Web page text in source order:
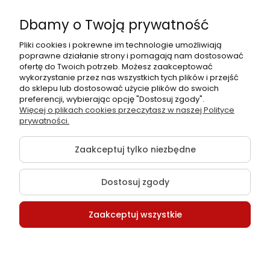
łączenia brytów. Gwarancja 3M™ na powierzchnie pionowe
wynosi do 8 lat.
Techniczne parametry folii 3M
BR212 Brushed Black Metallic
Producent:3M
2080 Wrap Film
2080-BR212
Nazwa koloru:Brushed Black Metallic (Czarny
szczotkowany metalik)
Szerokość folii:1,52 m (152 cm)
Minimalna ilość zamówienia:0,1 mb (10 cm z szerokości
rolki)
732 082 998
info@folia-samochodowa.pl
Podmiot
odpowiedzialny:
Folia samochodowa Zachariasz
Sp.k.
©2026 Wszelkie Prawa Zastrzeżone | Folia-samochodowa.pl
Dbamy o Twoją prywatność
Pliki cookies i pokrewne im technologie umożliwiają
poprawne działanie strony i pomagają nam dostosować
ofertę do Twoich potrzeb. Możesz zaakceptować
wykorzystanie przez nas wszystkich tych plików i przejść
do sklepu lub dostosować użycie plików do swoich
preferencji, wybierając opcję "Dostosuj zgody".
Więcej o plikach cookies przeczytasz w naszej Polityce
prywatności.
Zaakceptuj tylko niezbędne
Dostosuj zgody
Zaakceptuj wszystkie